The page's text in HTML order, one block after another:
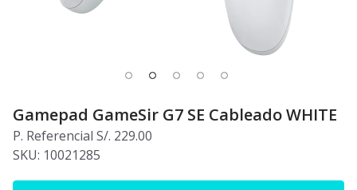
Gamepad GameSir G7 SE Cableado WHITE
P. Referencial S/. 229.00
SKU: 10021285